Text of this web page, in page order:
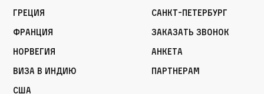
Греция
Франция
Норвегия
Виза в Индию
США
Санкт-Петербург
Заказать звонок
Анкета
Партнерам